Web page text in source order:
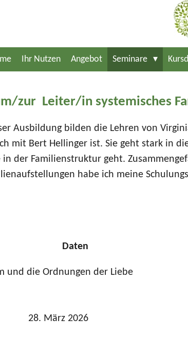
Ihr Nutzen Angebot Seminare
zur Leiter/in systemisches
Ausbildung bilden die Lehren von
mit Bert Hellinger ist. Sie geht stark in
in der Familienstruktur geht.
habe ich meine
Daten
und die Ordnungen der Liebe
28. März 2026